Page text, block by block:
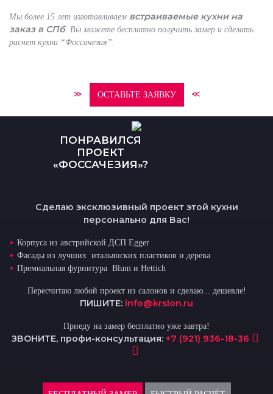
Мы более 15 лет изготавливаем встраиваемые кухни на
заказ в СПб. Вы можете бесплатно получить замер и сделать
расчет кухни “Фоссачезия”.
≫ ОСТАВЬТЕ ЗАЯВКУ ≪
ПОНРАВИЛСЯ
ПРОЕКТ
«ФОССАЧЕЗИЯ»?
Сделаю эксклюзивный проект этой кухни
персонально для Вас!
Корпуса из австрийской ДСП Egger
Фасады из лучших итальянских пластиков и дерева
Премиальная фурнитура Blum и Hettich
Пересчитаю любой проект из салонов и сделаю... дешевле!
ПИШИТЕ: info@krslon.ru
Приеду на замер бесплатно уже завтра!
ЗВОНИТЕ, профи-консультация: +7 (921) 936-18-36